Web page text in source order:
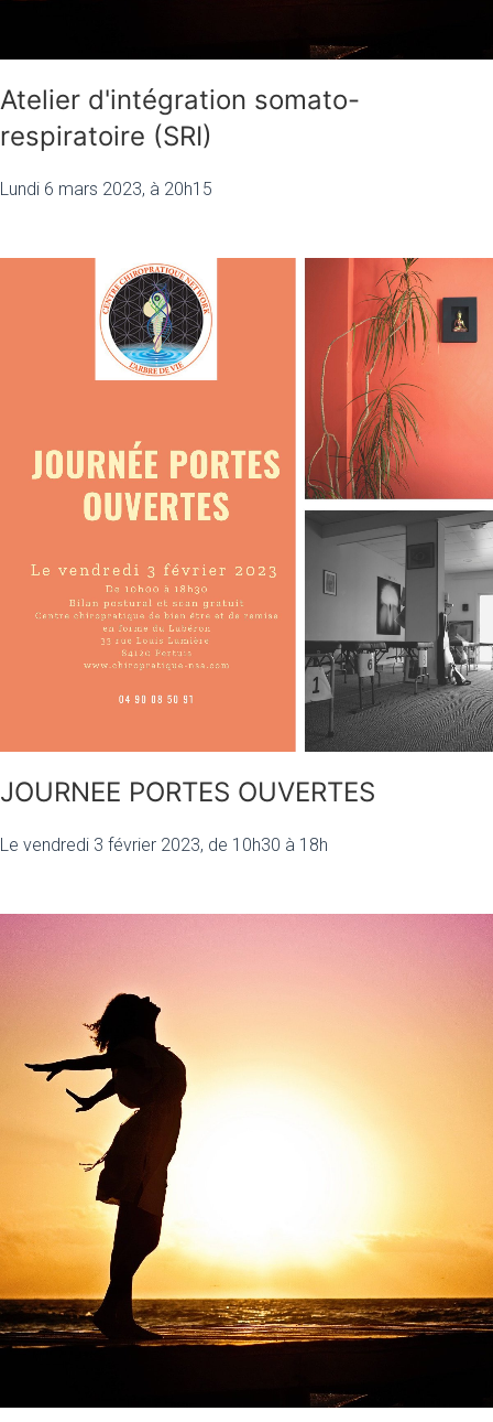
Atelier d'intégration somato-
respiratoire (SRI)
Lundi 6 mars 2023, à 20h15
JOURNEE PORTES OUVERTES
Le vendredi 3 février 2023, de 10h30 à 18h